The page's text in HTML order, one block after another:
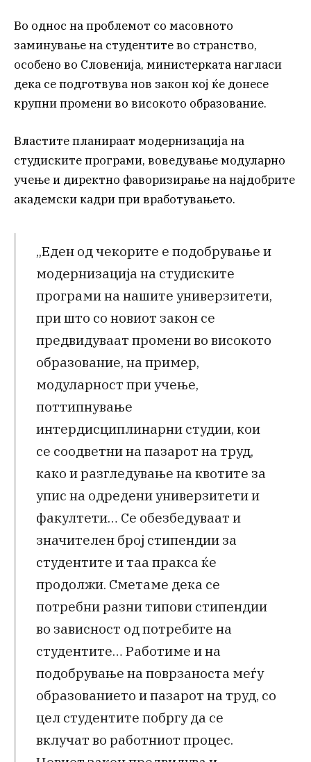
Во однос на проблемот со масовното
заминување на студентите во странство,
особено во Словенија, министерката нагласи
дека се подготвува нов закон кој ќе донесе
крупни промени во високото образование.
Властите планираат модернизација на
студиските програми, воведување модуларно
учење и директно фаворизирање на најдобрите
академски кадри при вработувањето.
„Еден од чекорите е подобрување и
модернизација на студиските
програми на нашите универзитети,
при што со новиот закон се
предвидуваат промени во високото
образование, на пример,
модуларност при учење,
поттипнување
интердисциплинарни студии, кои
се соодветни на пазарот на труд,
како и разгледување на квотите за
упис на одредени универзитети и
факултети… Се обезбедуваат и
значителен број стипендии за
студентите и таа пракса ќе
продолжи. Сметаме дека се
потребни разни типови стипендии
во зависност од потребите на
студентите… Работиме и на
подобрување на поврзаноста меѓу
образованието и пазарот на труд, со
цел студентите побргу да се
вклучат во работниот процес.